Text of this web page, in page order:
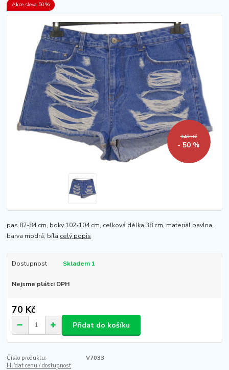
Akce sleva 50%
140 Kč
- 50 %
pas 82-84 cm, boky 102-104 cm, celková délka 38 cm, materiál bavlna,
barva modrá, bílá celý popis
Dostupnost Skladem 1
Nejsme plátci DPH
70 Kč
Přidat do košíku
Číslo produktu:
V7033
Hlídat cenu / dostupnost